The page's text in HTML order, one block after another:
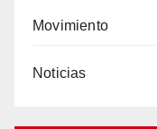
Movimiento
Noticias